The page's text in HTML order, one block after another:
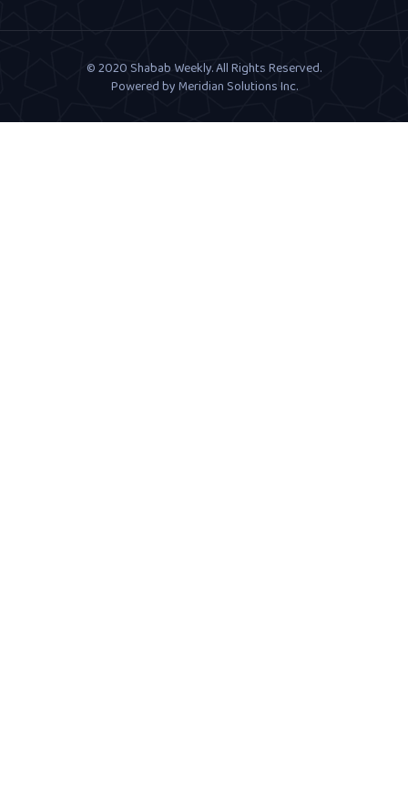
© 2020 Shabab Weekly. All Rights Reserved.
Powered by Meridian Solutions Inc.